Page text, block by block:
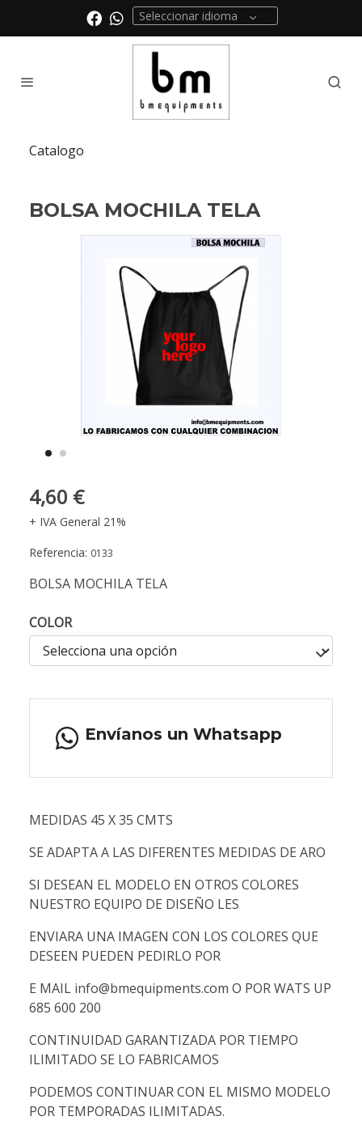
Seleccionar idioma
Catalogo
BOLSA MOCHILA TELA
4,60 €
+ IVA General 21%
Referencia: 0133
BOLSA MOCHILA TELA
COLOR
Envíanos un Whatsapp
MEDIDAS 45 X 35 CMTS
SE ADAPTA A LAS DIFERENTES MEDIDAS DE ARO
SI DESEAN EL MODELO EN OTROS COLORES
NUESTRO EQUIPO DE DISEÑO LES
ENVIARA UNA IMAGEN CON LOS COLORES QUE
DESEEN PUEDEN PEDIRLO POR
E MAIL info@bmequipments.com O POR WATS UP
685 600 200
CONTINUIDAD GARANTIZADA POR TIEMPO
ILIMITADO SE LO FABRICAMOS
PODEMOS CONTINUAR CON EL MISMO MODELO
POR TEMPORADAS ILIMITADAS.